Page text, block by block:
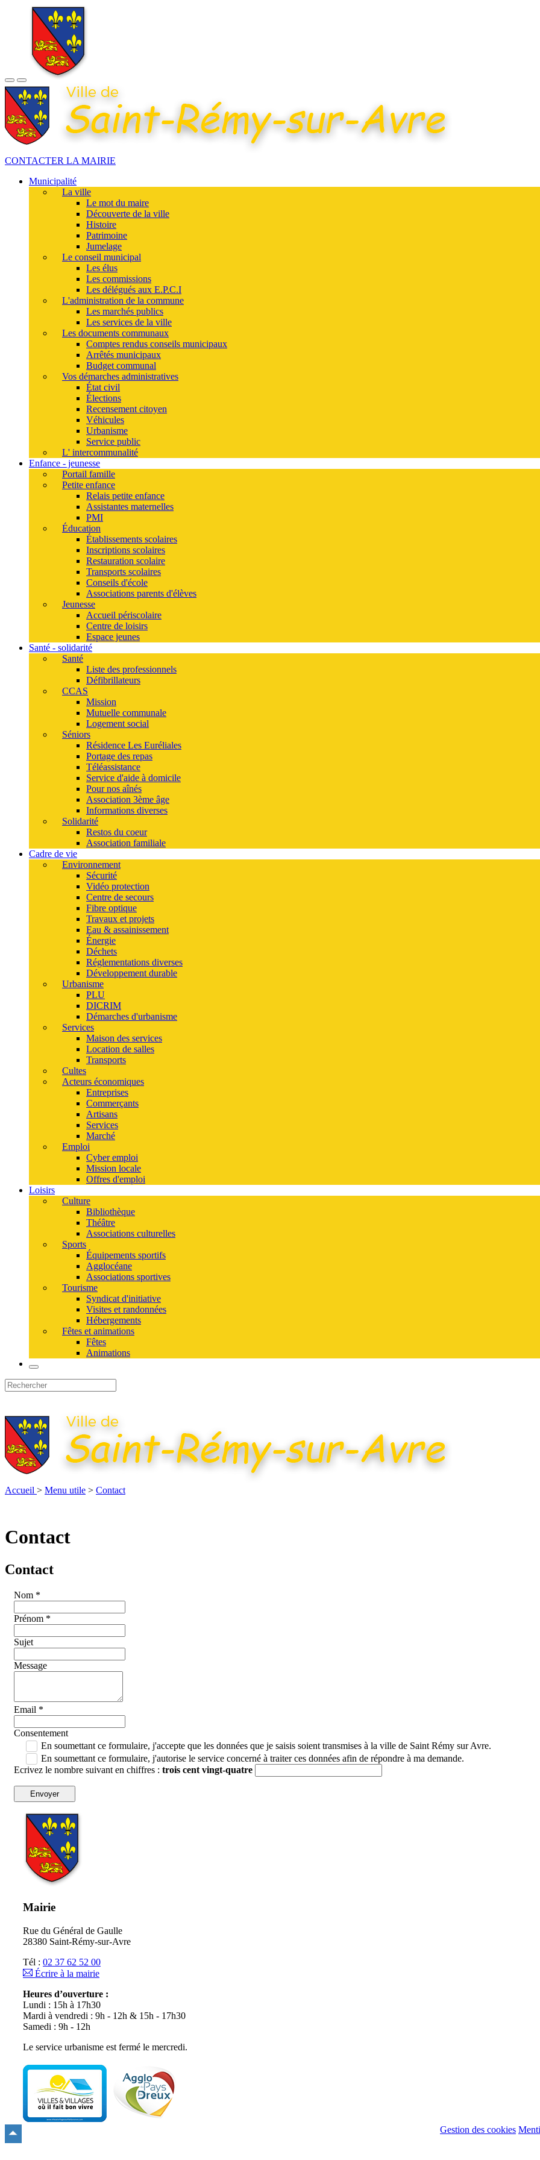
CONTACTER LA MAIRIE
Municipalité
La ville
Le mot du maire
Découverte de la ville
Histoire
Patrimoine
Jumelage
Le conseil municipal
Les élus
Les commissions
Les délégués aux E.P.C.I
L'administration de la commune
Les marchés publics
Les services de la ville
Les documents communaux
Comptes rendus conseils municipaux
Arrêtés municipaux
Budget communal
Vos démarches administratives
État civil
Élections
Recensement citoyen
Véhicules
Urbanisme
Service public
L' intercommunalité
Enfance - jeunesse
Portail famille
Petite enfance
Relais petite enfance
Assistantes maternelles
PMI
Éducation
Établissements scolaires
Inscriptions scolaires
Restauration scolaire
Transports scolaires
Conseils d'école
Associations parents d'élèves
Jeunesse
Accueil périscolaire
Centre de loisirs
Espace jeunes
Santé - solidarité
Santé
Liste des professionnels
Défibrillateurs
CCAS
Mission
Mutuelle communale
Logement social
Séniors
Résidence Les Euréliales
Portage des repas
Téléassistance
Service d'aide à domicile
Pour nos aînés
Association 3ème âge
Informations diverses
Solidarité
Restos du coeur
Association familiale
Cadre de vie
Environnement
Sécurité
Vidéo protection
Centre de secours
Fibre optique
Travaux et projets
Eau & assainissement
Énergie
Déchets
Réglementations diverses
Développement durable
Urbanisme
PLU
DICRIM
Démarches d'urbanisme
Services
Maison des services
Location de salles
Transports
Cultes
Acteurs économiques
Entreprises
Commerçants
Artisans
Services
Marché
Emploi
Cyber emploi
Mission locale
Offres d'emploi
Loisirs
Culture
Bibliothèque
Théâtre
Associations culturelles
Sports
Équipements sportifs
Agglocéane
Associations sportives
Tourisme
Syndicat d'initiative
Visites et randonnées
Hébergements
Fêtes et animations
Fêtes
Animations
Accueil > Menu utile > Contact
Contact
Contact
Nom *
Prénom *
Sujet
Message
Email *
Consentement
En soumettant ce formulaire, j'accepte que les données que je saisis soient transmises à la ville de Saint Rémy sur Avre.
En soumettant ce formulaire, j'autorise le service concerné à traiter ces données afin de répondre à ma demande.
Ecrivez le nombre suivant en chiffres : trois cent vingt-quatre
Envoyer
Mairie
Rue du Général de Gaulle
28380 Saint-Rémy-sur-Avre
Tél : 02 37 62 52 00
Écrire à la mairie
Heures d’ouverture :
Lundi : 15h à 17h30
Mardi à vendredi : 9h - 12h & 15h - 17h30
Samedi : 9h - 12h
Le service urbanisme est fermé le mercredi.
Gestion des cookies